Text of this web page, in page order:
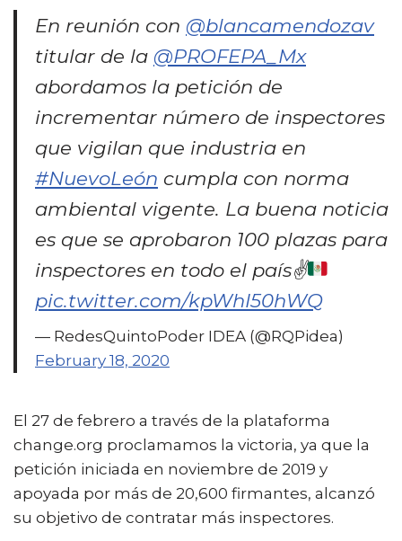
En reunión con @blancamendozav
titular de la @PROFEPA_Mx
abordamos la petición de
incrementar número de inspectores
que vigilan que industria en
#NuevoLeón cumpla con norma
ambiental vigente. La buena noticia
es que se aprobaron 100 plazas para
inspectores en todo el país✌
pic.twitter.com/kpWhI50hWQ
— RedesQuintoPoder IDEA (@RQPidea)
February 18, 2020
El 27 de febrero a través de la plataforma
change.org proclamamos la victoria, ya que la
petición iniciada en noviembre de 2019 y
apoyada por más de 20,600 firmantes, alcanzó
su objetivo de contratar más inspectores.